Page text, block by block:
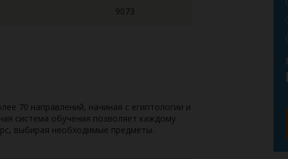
9073
70 направлений, начиная с египтологии и
система обучения позволяет каждому
выбирая необходимые предметы.